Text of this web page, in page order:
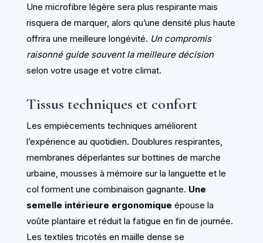
Une microfibre légère sera plus respirante mais
risquera de marquer, alors qu’une densité plus haute
offrira une meilleure longévité. Un compromis
raisonné guide souvent la meilleure décision
selon votre usage et votre climat.
Tissus techniques et confort
Les empiècements techniques améliorent
l’expérience au quotidien. Doublures respirantes,
membranes déperlantes sur bottines de marche
urbaine, mousses à mémoire sur la languette et le
col forment une combinaison gagnante. Une
semelle intérieure ergonomique épouse la
voûte plantaire et réduit la fatigue en fin de journée.
Les textiles tricotés en maille dense se